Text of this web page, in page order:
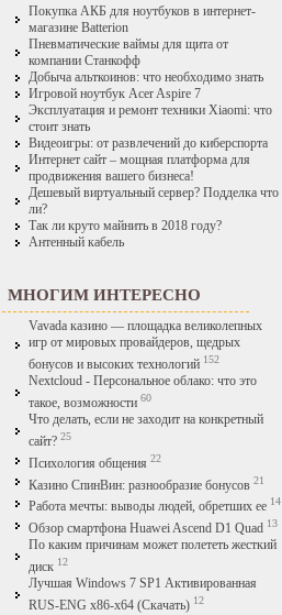
Покупка АКБ для ноутбуков в интернет-
магазине Batterion
Пневматические ваймы для щита от
компании Станкофф
Добыча альткоинов: что необходимо знать
Игровой ноутбук Acer Aspire 7
Эксплуатация и ремонт техники Xiaomi: что
стоит знать
Видеоигры: от развлечений до киберспорта
Интернет сайт – мощная платформа для
продвижения вашего бизнеса!
Дешевый виртуальный сервер? Подделка что
ли?
Так ли круто майнить в 2018 году?
Антенный кабель
МНОГИМ ИНТЕРЕСНО
Vavada казино — площадка великолепных
игр от мировых провайдеров, щедрых
бонусов и высоких технологий 152
Nextcloud - Персональное облако: что это
такое, возможности 60
Что делать, если не заходит на конкретный
сайт? 25
Психология общения 22
Казино СпинВин: разнообразие бонусов 21
Работа мечты: выводы людей, обретших ее 14
Обзор смартфона Huawei Ascend D1 Quad 13
По каким причинам может полететь жесткий
диск 12
Лучшая Windows 7 SP1 Активированная
RUS-ENG x86-x64 (Скачать) 12